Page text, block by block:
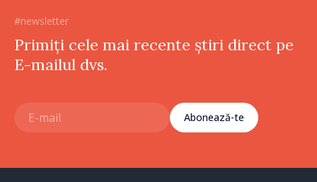
#newsletter
Primiți cele mai recente știri direct pe
E-mailul dvs.
Abonează-te